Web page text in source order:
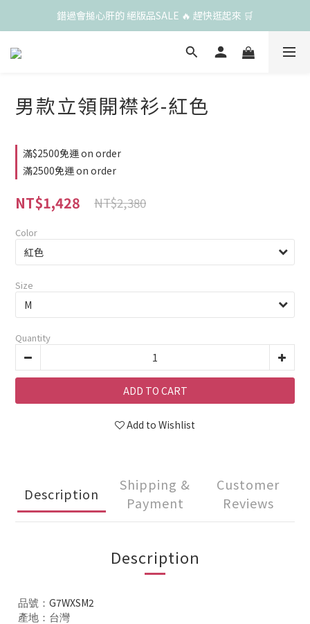
錯過會搥心肝的 絕版品SALE 🔥 趕快逛起來 🛒
男款立領開襟衫-紅色
滿$2500免運 on order
滿2500免運 on order
NT$1,428 NT$2,380
Color
Size
Quantity
ADD TO CART
Add to Wishlist
Description
Shipping &
Payment
Customer
Reviews
Description
品號： G7WXSM2
產地：台灣